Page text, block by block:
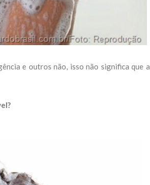
e outros não, isso não significa que a